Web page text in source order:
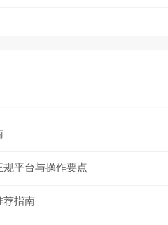
平台与操作要点
荐指南